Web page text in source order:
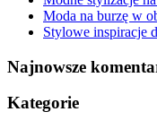
Moda na burzę w
Stylowe inspiracje
Najnowsze
Kategorie